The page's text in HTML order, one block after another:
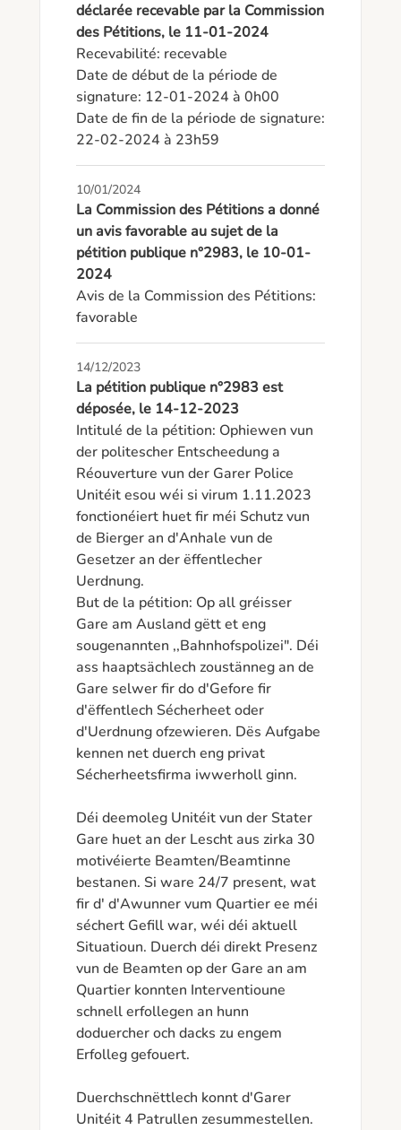
déclarée recevable par la Commission
des Pétitions, le 11-01-2024
Recevabilité: recevable
Date de début de la période de
signature: 12-01-2024 à 0h00
Date de fin de la période de signature:
22-02-2024 à 23h59
10/01/2024
La Commission des Pétitions a donné
un avis favorable au sujet de la
pétition publique n°2983, le 10-01-
2024
Avis de la Commission des Pétitions:
favorable
14/12/2023
La pétition publique n°2983 est
déposée, le 14-12-2023
Intitulé de la pétition: Ophiewen vun
der politescher Entscheedung a
Réouverture vun der Garer Police
Unitéit esou wéi si virum 1.11.2023
fonctionéiert huet fir méi Schutz vun
de Bierger an d'Anhale vun de
Gesetzer an der ëffentlecher
Uerdnung.
But de la pétition: Op all gréisser
Gare am Ausland gëtt et eng
sougenannten ,,Bahnhofspolizei". Déi
ass haaptsächlech zoustänneg an de
Gare selwer fir do d'Gefore fir
d'ëffentlech Sécherheet oder
d'Uerdnung ofzewieren. Dës Aufgabe
kennen net duerch eng privat
Sécherheetsfirma iwwerholl ginn.
Déi deemoleg Unitéit vun der Stater
Gare huet an der Lescht aus zirka 30
motivéierte Beamten/Beamtinne
bestanen. Si ware 24/7 present, wat
fir d' d'Awunner vum Quartier ee méi
séchert Gefill war, wéi déi aktuell
Situatioun. Duerch déi direkt Presenz
vun de Beamten op der Gare an am
Quartier konnten Interventioune
schnell erfollegen an hunn
doduercher och dacks zu engem
Erfolleg gefouert.
Duerchschnëttlech konnt d'Garer
Unitéit 4 Patrullen zesummestellen.